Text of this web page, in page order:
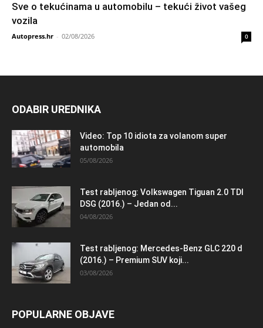
Sve o tekućinama u automobilu – tekući život vašeg
vozila
Autopress.hr - 02/08/2026 0
ODABIR UREDNIKA
Video: Top 10 idiota za volanom super
automobila
05/08/2026
Test rabljenog: Volkswagen Tiguan 2.0 TDI
DSG (2016.) – Jedan od...
04/08/2026
Test rabljenog: Mercedes-Benz GLC 220 d
(2016.) – Premium SUV koji...
03/08/2026
POPULARNE OBJAVE